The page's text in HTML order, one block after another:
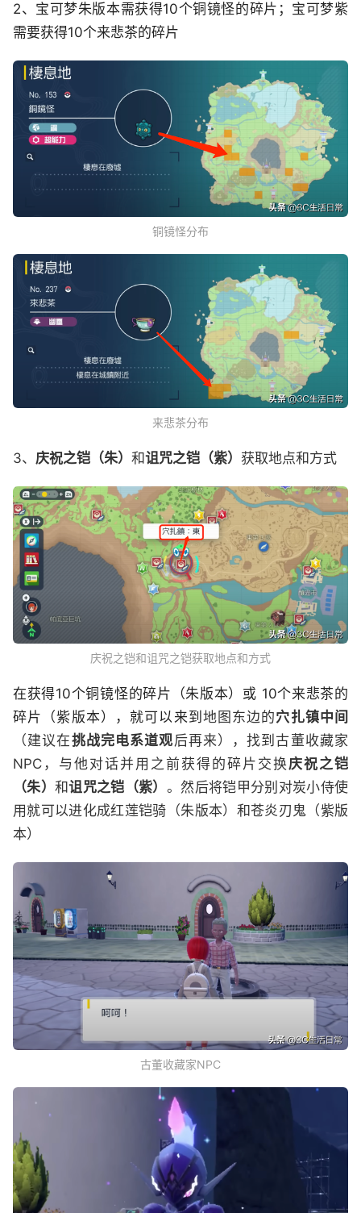
2、宝可梦朱版本需获得10个铜镜怪的碎片；宝可梦紫
需要获得10个来悲茶的碎片
铜镜怪分布
来悲茶分布
3、 庆祝之铠（朱） 和诅咒之铠（紫） 获取地点和方式
庆祝之铠和诅咒之铠获取地点和方式
在获得10个铜镜怪的碎片（朱版本）或 10个来悲茶的
碎片（紫版本），就可以来到 地图东边的穴扎镇中间
（建议在挑战完电系道观后再来），找到古董收藏家
NPC，与他对话并用之前获得的碎片交换庆祝之铠
（朱）和诅咒之铠（紫） 。然后将铠甲分别对炭小侍使
用就可以进化成红莲铠骑（朱版本）和苍炎刃鬼（紫版
本）
古董收藏家NPC